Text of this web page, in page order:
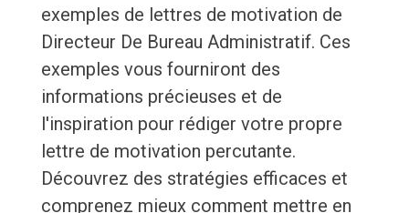
exemples de lettres de motivation de
Directeur De Bureau Administratif. Ces
exemples vous fourniront des
informations précieuses et de
l'inspiration pour rédiger votre propre
lettre de motivation percutante.
Découvrez des stratégies efficaces et
comprenez mieux comment mettre en